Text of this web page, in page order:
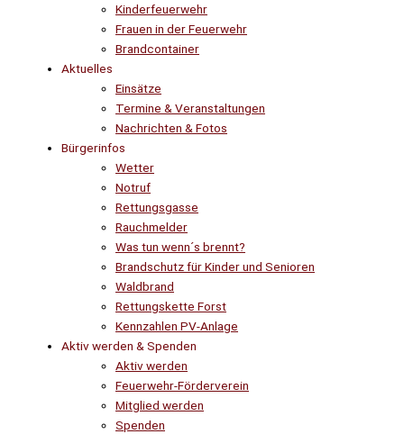
Kinderfeuerwehr
Frauen in der Feuerwehr
Brandcontainer
Aktuelles
Einsätze
Termine & Veranstaltungen
Nachrichten & Fotos
Bürgerinfos
Wetter
Notruf
Rettungsgasse
Rauchmelder
Was tun wenn´s brennt?
Brandschutz für Kinder und Senioren
Waldbrand
Rettungskette Forst
Kennzahlen PV-Anlage
Aktiv werden & Spenden
Aktiv werden
Feuerwehr-Förderverein
Mitglied werden
Spenden